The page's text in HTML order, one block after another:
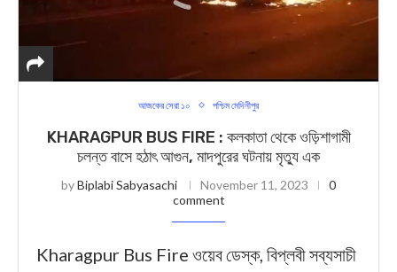
আজকের সেরা ১০ পশ্চিম মেদিনীপুর
KHARAGPUR BUS FIRE : কলকাতা থেকে ওড়িশাগামী
চলন্ত বাসে হঠাৎ আগুন, মাদপুরের ঘটনায় মৃত্যু এক
byBiplabi Sabyasachi November 11, 2023
0
comment
Kharagpur Bus Fire ওয়েব ডেস্ক, বিপ্লবী সব্যসাচী